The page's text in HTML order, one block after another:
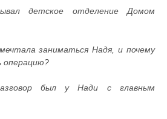
детское отделение Домом
заниматься Надя, и почему
операцию?
был у Нади с главным